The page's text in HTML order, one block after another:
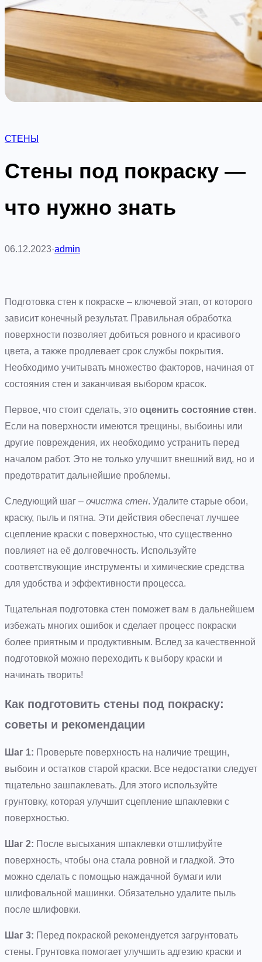
СТЕНЫ
Стены под покраску —
что нужно знать
06.12.2023·admin
Подготовка стен к покраске – ключевой этап, от которого
зависит конечный результат. Правильная обработка
поверхности позволяет добиться ровного и красивого
цвета, а также продлевает срок службы покрытия.
Необходимо учитывать множество факторов, начиная от
состояния стен и заканчивая выбором красок.
Первое, что стоит сделать, это оценить состояние стен.
Если на поверхности имеются трещины, выбоины или
другие повреждения, их необходимо устранить перед
началом работ. Это не только улучшит внешний вид, но и
предотвратит дальнейшие проблемы.
Следующий шаг – очистка стен. Удалите старые обои,
краску, пыль и пятна. Эти действия обеспечат лучшее
сцепление краски с поверхностью, что существенно
повлияет на её долговечность. Используйте
соответствующие инструменты и химические средства
для удобства и эффективности процесса.
Тщательная подготовка стен поможет вам в дальнейшем
избежать многих ошибок и сделает процесс покраски
более приятным и продуктивным. Вслед за качественной
подготовкой можно переходить к выбору краски и
начинать творить!
Как подготовить стены под покраску:
советы и рекомендации
Шаг 1: Проверьте поверхность на наличие трещин,
выбоин и остатков старой краски. Все недостатки следует
тщательно зашпаклевать. Для этого используйте
грунтовку, которая улучшит сцепление шпаклевки с
поверхностью.
Шаг 2: После высыхания шпаклевки отшлифуйте
поверхность, чтобы она стала ровной и гладкой. Это
можно сделать с помощью наждачной бумаги или
шлифовальной машинки. Обязательно удалите пыль
после шлифовки.
Шаг 3: Перед покраской рекомендуется загрунтовать
стены. Грунтовка помогает улучшить адгезию краски и